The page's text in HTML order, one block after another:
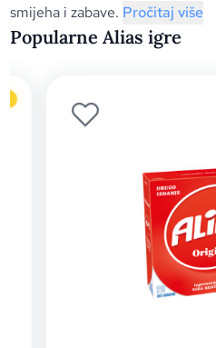
smijeha i zabave. Pročitaj više
Popularne Alias igre